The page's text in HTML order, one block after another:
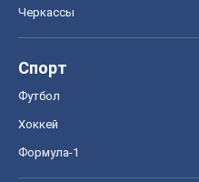
Черкассы
Спорт
Футбол
Хоккей
Формула-1